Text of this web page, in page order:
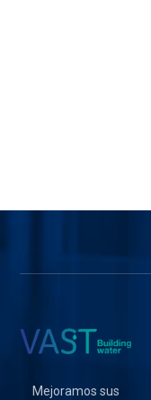
Mejoramos sus